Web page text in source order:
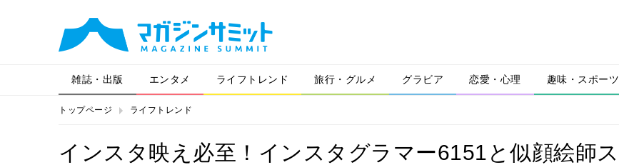
雑誌・出版 エンタメ ライフトレンド 旅行・グルメ グラビア 恋愛・心理 趣味・スポーツ
トップページ ライフトレンド
インスタ映え必至！インスタグラマー6151と似顔絵師ス